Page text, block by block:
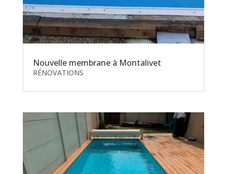
Nouvelle membrane à Montalivet
RÉNOVATIONS